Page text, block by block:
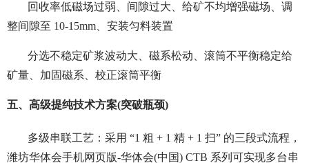
回收率低磁场过弱、间隙过大、给矿不均增强磁场、调
整间隙至 10-15mm、安装匀料装置
分选不稳定矿浆波动大、磁系松动、滚筒不平衡稳定给
矿量、加固磁系、校正滚筒平衡
五、高级提纯技术方案(突破瓶颈)
多级串联工艺：采用 “1 粗 + 1 精 + 1 扫” 的三段式流程，
潍坊华体会手机网页版-华体会(中国) CTB 系列可实现多台串